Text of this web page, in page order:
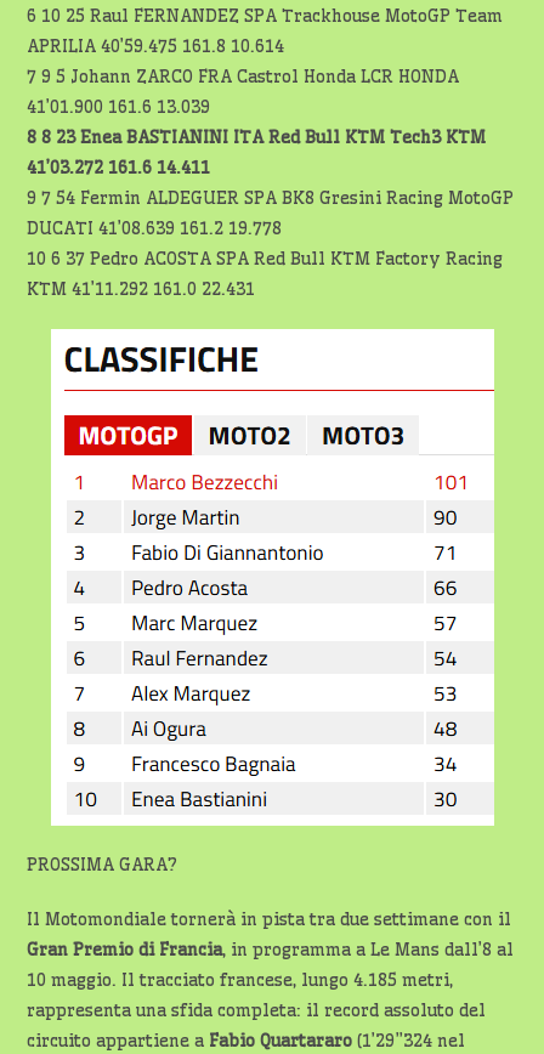
6 10 25 Raul FERNANDEZ SPA Trackhouse MotoGP Team
APRILIA 40’59.475 161.8 10.614
7 9 5 Johann ZARCO FRA Castrol Honda LCR HONDA
41’01.900 161.6 13.039
8 8 23 Enea BASTIANINI ITA Red Bull KTM Tech3 KTM
41’03.272 161.6 14.411
9 7 54 Fermin ALDEGUER SPA BK8 Gresini Racing MotoGP
DUCATI 41’08.639 161.2 19.778
10 6 37 Pedro ACOSTA SPA Red Bull KTM Factory Racing
KTM 41’11.292 161.0 22.431
PROSSIMA GARA?
Il Motomondiale tornerà in pista tra due settimane con il
Gran Premio di Francia, in programma a Le Mans dall’8 al
10 maggio. Il tracciato francese, lungo 4.185 metri,
rappresenta una sfida completa: il record assoluto del
circuito appartiene a Fabio Quartararo (1’29”324 nel